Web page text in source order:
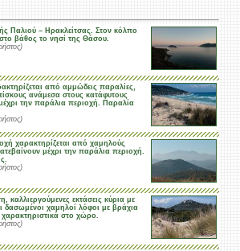
Παλιού – Ηρακλείτσας. Στον κόλπο
στο βάθος το νησί της Θάσου.
από αμμώδεις παραλίες,
ανάμεσα στους κατάφυτους
την παράλια περιοχή. Παραλία
χαρακτηρίζεται από χαμηλούς
μέχρι την παράλια περιοχή.
καλλιεργούμενες εκτάσεις κύρια με
δασωμένοι χαμηλοί λόφοι με βράχια
χαρακτηριστικά στο χώρο.